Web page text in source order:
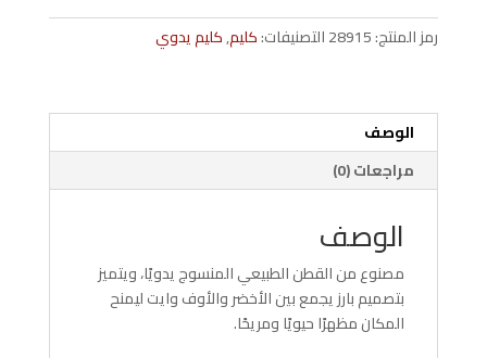
بألوان
رمز المنتج:28915التصنيفات:كليم,كليم يدوي
الوصف
مراجعات (0)
الوصف
مصنوع من القطن الطبيعي المنسوج يدويًا، ويتميز
بتصميم بارز يجمع بين الأخضر والأوف وايت ليمنح
المكان مظهرًا حيويًا ومريحًا.